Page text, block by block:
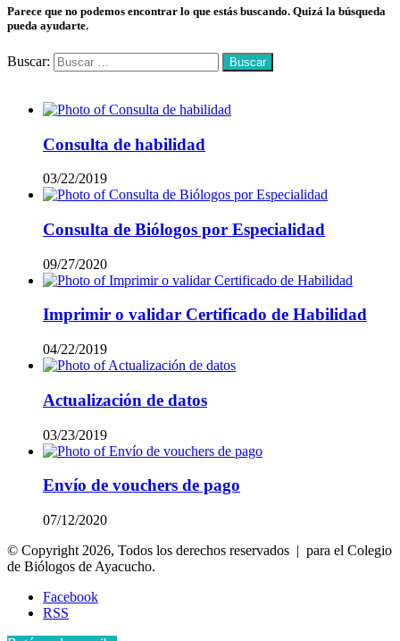
Parece que no podemos encontrar lo que estás buscando. Quizá la búsqueda
pueda ayudarte.
Buscar:
Consulta de habilidad
03/22/2019
Consulta de Biólogos por Especialidad
09/27/2020
Imprimir o validar Certificado de Habilidad
04/22/2019
Actualización de datos
03/23/2019
Envío de vouchers de pago
07/12/2020
© Copyright 2026, Todos los derechos reservados | para el Colegio
de Biólogos de Ayacucho.
Facebook
RSS